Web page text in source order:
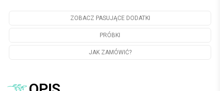
ZOBACZ PASUJĄCE DODATKI
PRÓBKI
JAK ZAMÓWIĆ?